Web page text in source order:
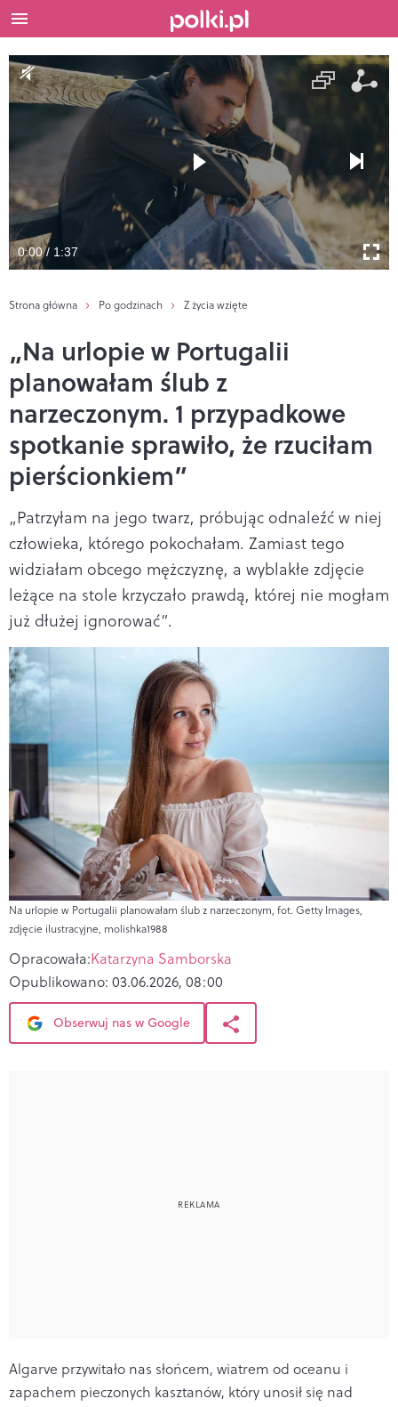
0:00 / 1:37
Strona główna Po godzinach Z życia wzięte
„Na urlopie w Portugalii
planowałam ślub z
narzeczonym. 1 przypadkowe
spotkanie sprawiło, że rzuciłam
pierścionkiem”
„Patrzyłam na jego twarz, próbując odnaleźć w niej
człowieka, którego pokochałam. Zamiast tego
widziałam obcego mężczyznę, a wyblakłe zdjęcie
leżące na stole krzyczało prawdą, której nie mogłam
już dłużej ignorować”.
Na urlopie w Portugalii planowałam ślub z narzeczonym, fot. Getty Images,
zdjęcie ilustracyjne, molishka1988
Opracowała:Katarzyna Samborska
Opublikowano: 03.06.2026, 08:00
Obserwuj nas w Google
Algarve przywitało nas słońcem, wiatrem od oceanu i
zapachem pieczonych kasztanów, który unosił się nad